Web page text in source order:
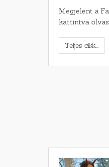
Megjelent a
kattintva
Teljes cikk...